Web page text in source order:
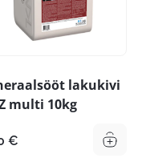
lakukivi
multi 10kg
€